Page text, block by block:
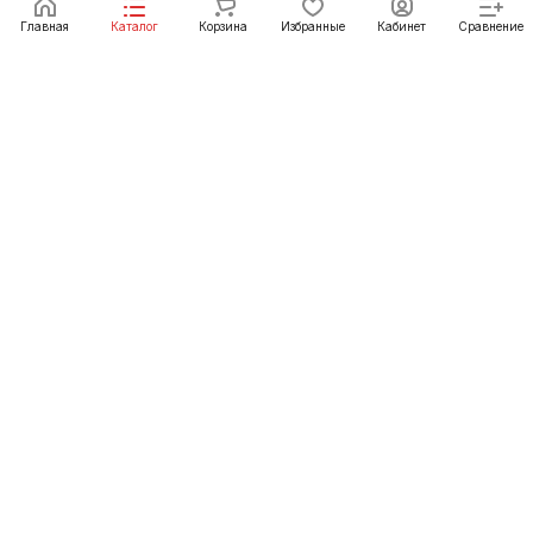
Главная Каталог Корзина Избранные Кабинет Сравнение